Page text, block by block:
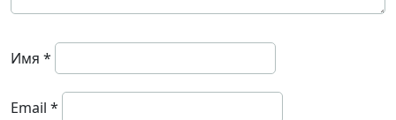
Имя *
Email *